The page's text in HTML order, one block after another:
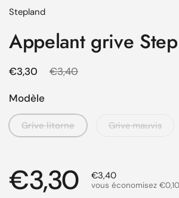
Stepland
Appelant grive
Prix régulier
€3,30 Prix de solde
€3,40
Modèle
Grive litorne Grive mauvis
Prix régulier
€3,30 Prix de solde
€3,40
vous économisez €0,10